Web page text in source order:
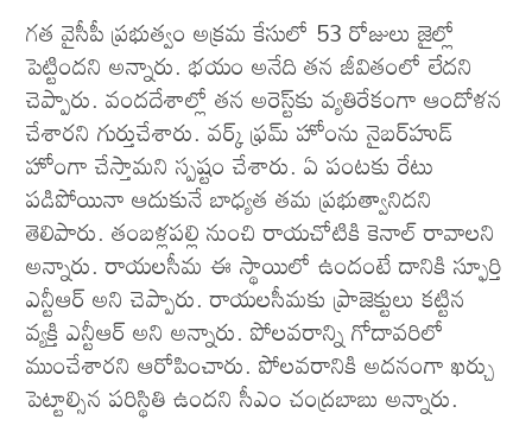
గత వైసీపీ ప్రభుత్వం అక్రమ కేసులో 53 రోజులు జైల్లో
పెట్టిందని అన్నారు. భయం అనేది తన జీవితంలో లేదని
చెప్పారు. వందదేశాల్లో తన అరెస్ట్‌కు వ్యతిరేకంగా ఆందోళన
చేశారని గుర్తుచేశారు. వర్క్‌ ఫ్రమ్ హోంను నైబర్‌హుడ్‌
హోంగా చేస్తామని స్పష్టం చేశారు. ఏ పంటకు రేటు
పడిపోయినా ఆదుకునే బాధ్యత తమ ప్రభుత్వానిదని
తెలిపారు. తంబళ్లపల్లి నుంచి రాయచోటికి కెనాల్ రావాలని
అన్నారు. రాయలసీమ ఈ స్థాయిలో ఉందంటే దానికి స్ఫూర్తి
ఎన్టీఆర్‌ అని చెప్పారు. రాయలసీమకు ప్రాజెక్టులు కట్టిన
వ్యక్తి ఎన్టీఆర్‌ అని అన్నారు. పోలవరాన్ని గోదావరిలో
ముంచేశారని ఆరోపించారు. పోలవరానికి అదనంగా ఖర్చు
పెట్టాల్సిన పరిస్థితి ఉందని సీఎం చంద్రబాబు అన్నారు.